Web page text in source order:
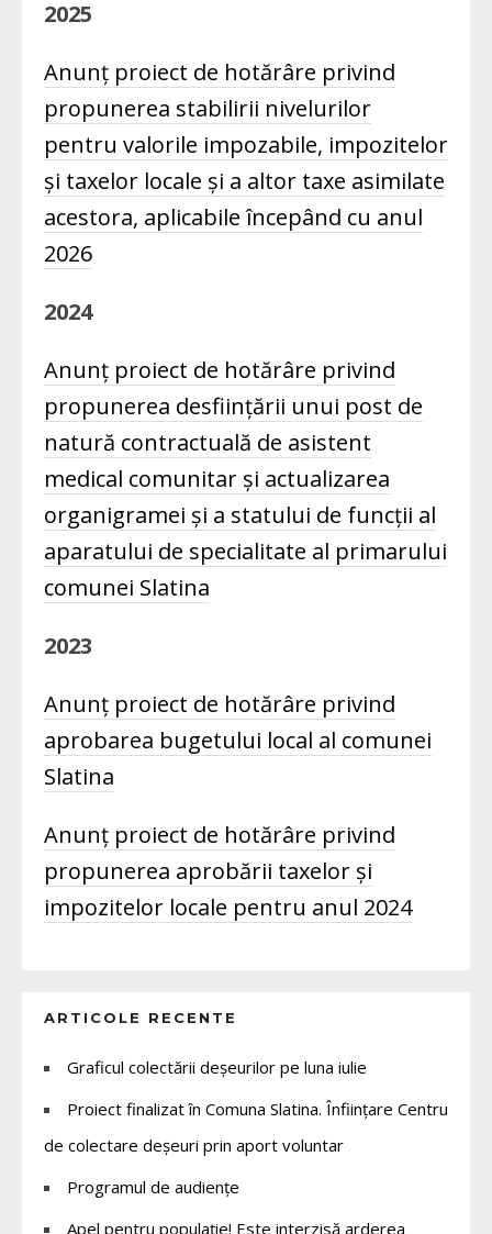
2025
Anunț proiect de hotărâre privind
propunerea stabilirii nivelurilor
pentru valorile impozabile, impozitelor
și taxelor locale și a altor taxe asimilate
acestora, aplicabile începând cu anul
2026
2024
Anunț proiect de hotărâre privind
propunerea desființării unui post de
natură contractuală de asistent
medical comunitar și actualizarea
organigramei și a statului de funcții al
aparatului de specialitate al primarului
comunei Slatina
2023
Anunț proiect de hotărâre privind
aprobarea bugetului local al comunei
Slatina
Anunț proiect de hotărâre privind
propunerea aprobării taxelor și
impozitelor locale pentru anul 2024
ARTICOLE RECENTE
Graficul colectării deșeurilor pe luna iulie
Proiect finalizat în Comuna Slatina. Înființare Centru
de colectare deșeuri prin aport voluntar
Programul de audiențe
Apel pentru populație! Este interzisă arderea